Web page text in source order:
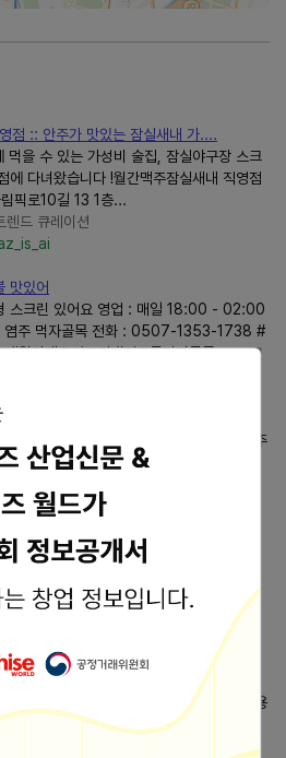
점 :: 안주가 맛있는 잠실새내 가....
을 수 있는 가성비 술집, 잠실야구장 스크
에 다녀왔습니다 !월간맥주잠실새내 직영점
픽로10길 13 1층...
렌드 큐레이션
맛있어
스크린 있어요 영업 : 매일 18:00 - 02:00
염주 먹자골목 전화 : 0507-1353-1738 #
#월간맥주염주점 #염주동먹자골목...
내직영점 잠실야구장 안주 맛집....
와 푸짐한 안주를 함께 즐길 수 있는월간맥주
요 매달 바뀌는 행사맥주와 종류가 정말 다
구...
nini-world
역 술집 가성비맥주맛집
항상 사람들이 북적거리는 술집이 하나 있
손님이 많아서 “여기는 왜 이렇게 손님이
월간맥주...
이달의맥주는 아사히입니다.
받고, 일부는 내돈내산하여월간맥주를 이용
느낀 오감을 솔직하게 써내려간 글입니
맥주...